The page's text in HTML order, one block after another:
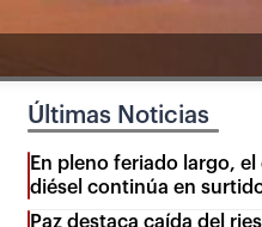
Últimas Noticias
En pleno feriado largo,
diésel continúa en
Paz destaca caída del